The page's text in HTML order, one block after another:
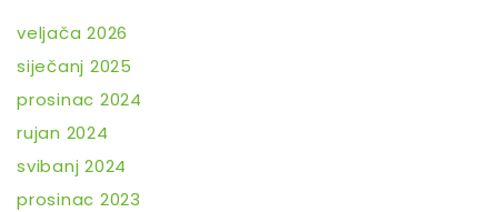
veljača 2026
siječanj 2025
prosinac 2024
rujan 2024
svibanj 2024
prosinac 2023